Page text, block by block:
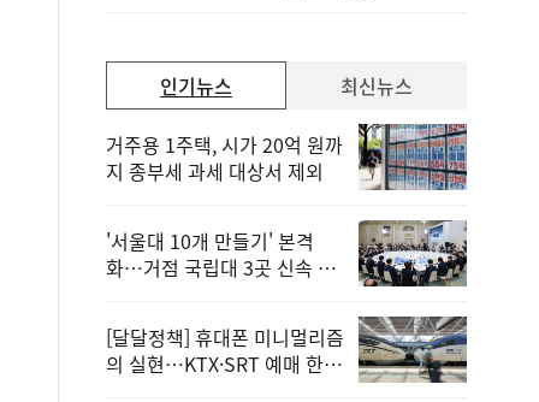
인기뉴스
거주용 1주택, 시가 20억 원까
지 종부세 과세 대상서 제외
'서울대 10개 만들기' 본격
화…거점 국립대 3곳 신속 선
[달달정책] 휴대폰 미니멀리즘
의 실현…KTX·SRT 예매 한
최신뉴스